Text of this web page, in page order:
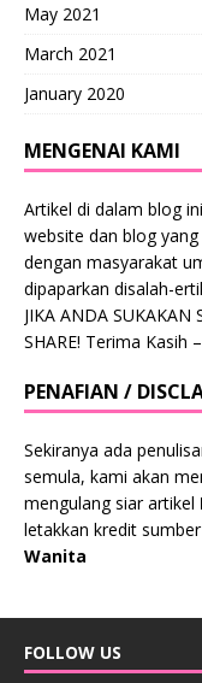
May 2021
March 2021
January 2020
MENGENAI KAMI
Artikel di dalam blog
website dan blog
dengan masyarakat
dipaparkan disalah-
JIKA ANDA SUKAKAN
SHARE! Terima Kasih
PENAFIAN /
Sekiranya ada
semula, kami akan
mengulang siar artikel
letakkan kredit
Wanita
FOLLOW US